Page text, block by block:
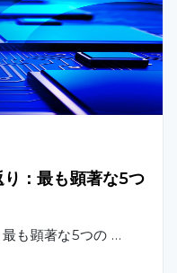
：最も顕著な5つ
も顕著な5つの …